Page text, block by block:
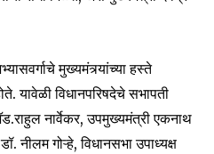
मुख्यमंत्र्यांच्या हस्ते
यावेळी विधानपरिषदेचे सभापती
नार्वेकर, उपमुख्यमंत्री एकनाथ
नीलम गोऱ्हे, विधानसभा उपाध्यक्ष